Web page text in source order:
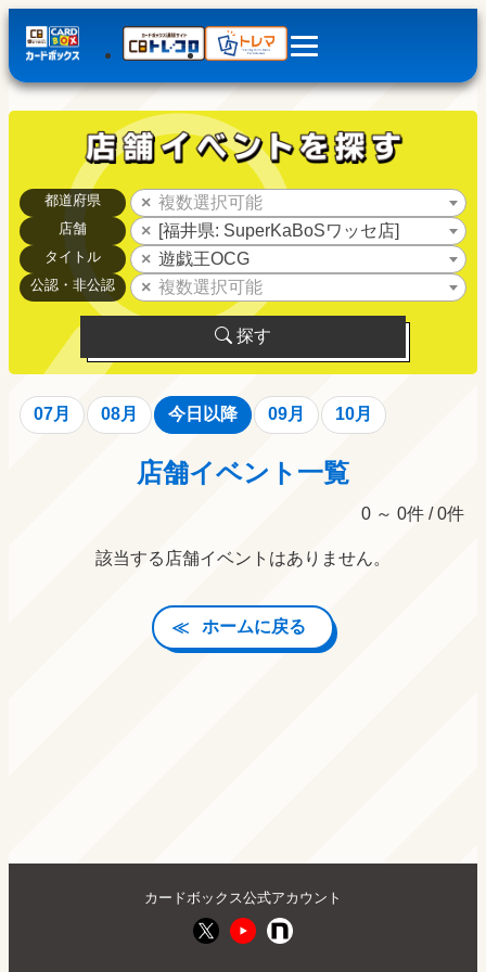
都道府県 複数選択可能
店舗 [福井県: SuperKaBoSワッセ店]
タイトル 遊戯王OCG
公認・非公認 複数選択可能
探す
07月 08月 今日以降 09月 10月
店舗イベント一覧
0 ～ 0件 / 0件
該当する店舗イベントはありません。
ホームに戻る
カードボックス公式アカウント